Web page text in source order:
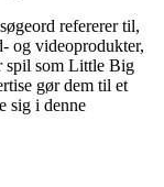
refererer til,
og videoprodukter,
spil som Little Big
gør dem til et
sig i denne